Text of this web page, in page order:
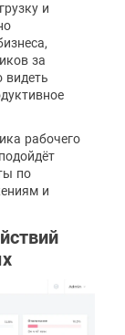
и
за
видеть
рабочего
по
и